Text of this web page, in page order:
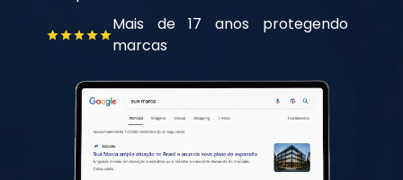
Mais de 17 anos protegendo
marcas